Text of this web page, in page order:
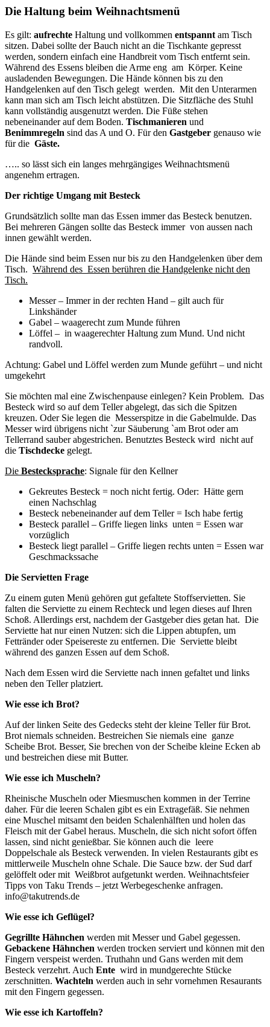
Die Haltung beim Weihnachtsmenü
Es gilt: aufrechte Haltung und vollkommen entspannt am Tisch
sitzen. Dabei sollte der Bauch nicht an die Tischkante gepresst
werden, sondern einfach eine Handbreit vom Tisch entfernt sein.
Während des Essens bleiben die Arme eng am Körper. Keine
ausladenden Bewegungen. Die Hände können bis zu den
Handgelenken auf den Tisch gelegt werden. Mit den Unterarmen
kann man sich am Tisch leicht abstützen. Die Sitzfläche des Stuhl
kann vollständig ausgenutzt werden. Die Füße stehen
nebeneinander auf dem Boden. Tischmanieren und
Benimmregeln sind das A und O. Für den Gastgeber genauso wie
für die Gäste.
….. so lässt sich ein langes mehrgängiges Weihnachtsmenü
angenehm ertragen.
Der richtige Umgang mit Besteck
Grundsätzlich sollte man das Essen immer das Besteck benutzen.
Bei mehreren Gängen sollte das Besteck immer von aussen nach
innen gewählt werden.
Die Hände sind beim Essen nur bis zu den Handgelenken über dem
Tisch. Während des Essen berühren die Handgelenke nicht den
Tisch.
Messer – Immer in der rechten Hand – gilt auch für
Linkshänder
Gabel – waagerecht zum Munde führen
Löffel – in waagerechter Haltung zum Mund. Und nicht
randvoll.
Achtung: Gabel und Löffel werden zum Munde geführt – und nicht
umgekehrt
Sie möchten mal eine Zwischenpause einlegen? Kein Problem. Das
Besteck wird so auf dem Teller abgelegt, das sich die Spitzen
kreuzen. Oder Sie legen die Messerspitze in die Gabelmulde. Das
Messer wird übrigens nicht `zur Säuberung `am Brot oder am
Tellerrand sauber abgestrichen. Benutztes Besteck wird nicht auf
die Tischdecke gelegt.
Die Bestecksprache: Signale für den Kellner
Gekreutes Besteck = noch nicht fertig. Oder: Hätte gern
einen Nachschlag
Besteck nebeneinander auf dem Teller = Isch habe fertig
Besteck parallel – Griffe liegen links unten = Essen war
vorzüglich
Besteck liegt parallel – Griffe liegen rechts unten = Essen war
Geschmackssache
Die Servietten Frage
Zu einem guten Menü gehören gut gefaltete Stoffservietten. Sie
falten die Serviette zu einem Rechteck und legen dieses auf Ihren
Schoß. Allerdings erst, nachdem der Gastgeber dies getan hat. Die
Serviette hat nur einen Nutzen: sich die Lippen abtupfen, um
Fettränder oder Speisereste zu entfernen. Die Serviette bleibt
während des ganzen Essen auf dem Schoß.
Nach dem Essen wird die Serviette nach innen gefaltet und links
neben den Teller platziert.
Wie esse ich Brot?
Auf der linken Seite des Gedecks steht der kleine Teller für Brot.
Brot niemals schneiden. Bestreichen Sie niemals eine ganze
Scheibe Brot. Besser, Sie brechen von der Scheibe kleine Ecken ab
und bestreichen diese mit Butter.
Wie esse ich Muscheln?
Rheinische Muscheln oder Miesmuschen kommen in der Terrine
daher. Für die leeren Schalen gibt es ein Extragefäß. Sie nehmen
eine Muschel mitsamt den beiden Schalenhälften und holen das
Fleisch mit der Gabel heraus. Muscheln, die sich nicht sofort öffen
lassen, sind nicht genießbar. Sie können auch die leere
Doppelschale als Besteck verwenden. In vielen Restaurants gibt es
mittlerweile Muscheln ohne Schale. Die Sauce bzw. der Sud darf
gelöffelt oder mit Weißbrot aufgetunkt werden. Weihnachtsfeier
Tipps von Taku Trends – jetzt Werbegeschenke anfragen.
info@takutrends.de
Wie esse ich Geflügel?
Gegrillte Hähnchen werden mit Messer und Gabel gegessen.
Gebackene Hähnchen werden trocken serviert und können mit den
Fingern verspeist werden. Truthahn und Gans werden mit dem
Besteck verzehrt. Auch Ente wird in mundgerechte Stücke
zerschnitten. Wachteln werden auch in sehr vornehmen Resaurants
mit den Fingern gegessen.
Wie esse ich Kartoffeln?